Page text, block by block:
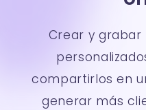
Crear y
compartirlos en
generar más